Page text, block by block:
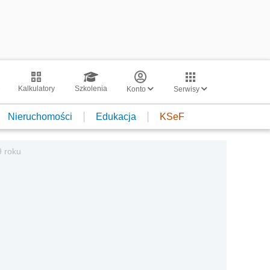
Kalkulatory Szkolenia Konto Serwisy
Nieruchomości Edukacja KSeF
roku